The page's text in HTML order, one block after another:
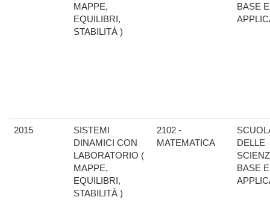
MAPPE,
EQUILIBRI,
STABILITÀ )
BASE E
2015
SISTEMI
DINAMICI CON
LABORATORIO (
MAPPE,
EQUILIBRI,
STABILITÀ )
2102 -
MATEMATICA
DELLE
BASE E